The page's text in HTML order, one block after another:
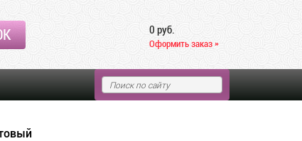
0 руб.
Оформить заказ »